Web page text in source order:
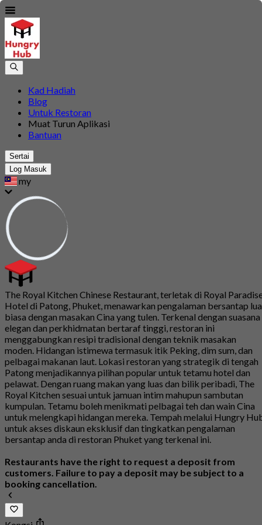
Kad Hadiah
Blog
Untuk Restoran
Muat Turun Aplikasi
Bantuan
Sertai
Log Masuk
my
The Royal Kitchen Chinese Restaurant, terletak di Royal
Hotel di Patong, Phuket, menawarkan pengalaman bersantap
biasa dengan masakan Cina yang tulen. Terkenal dengan suasana
elegan dan perkhidmatan bertaraf tinggi, restoran ini
menggabungkan resipi tradisional dengan teknik masakan
moden. Hidangan istimewa termasuk itik Peking, dim sum, dan
pelbagai makanan laut. Lokasi restoran yang strategik di tengah
Patong menjadikannya pilihan popular untuk tetamu hotel dan
pelawat. Dengan ruang makan yang luas dan bilik peribadi, The
Royal Kitchen sesuai untuk jamuan intim mahupun sambutan
kumpulan. Tetamu boleh menikmati pelbagai teh dan wain Cina
untuk melengkapi hidangan mereka. Tempah melalui Hungry
untuk akses diskaun eksklusif dan tingkatkan pengalaman
bersantap anda di restoran Phuket yang terkenal ini.
Restaurants have the right to request a deposit from
customers. Failure to pay a deposit may be subject to a
booking cancellation.